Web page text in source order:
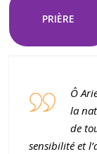
v
PRIÈRE
Ô
la
de
sensibilité et